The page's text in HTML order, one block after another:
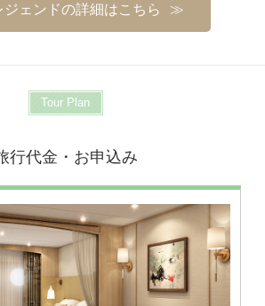
ジェンドの詳細はこちら
Tour Plan
行代金・お申込み